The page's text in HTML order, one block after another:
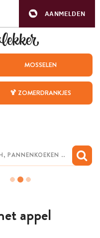
AANMELDEN
MOSSELEN
🍹 ZOMERDRANKJES
appel